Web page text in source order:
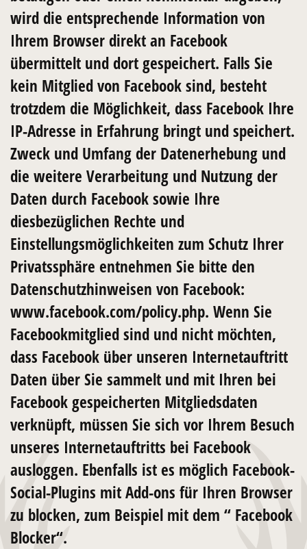
wird die entsprechende Information von
Ihrem Browser direkt an Facebook
übermittelt und dort gespeichert. Falls Sie
kein Mitglied von Facebook sind, besteht
trotzdem die Möglichkeit, dass Facebook Ihre
IP-Adresse in Erfahrung bringt und speichert.
Zweck und Umfang der Datenerhebung und
die weitere Verarbeitung und Nutzung der
Daten durch Facebook sowie Ihre
diesbezüglichen Rechte und
Einstellungsmöglichkeiten zum Schutz Ihrer
Privatssphäre entnehmen Sie bitte den
Datenschutzhinweisen von Facebook:
www.facebook.com/policy.php. Wenn Sie
Facebookmitglied sind und nicht möchten,
dass Facebook über unseren Internetauftritt
Daten über Sie sammelt und mit Ihren bei
Facebook gespeicherten Mitgliedsdaten
verknüpft, müssen Sie sich vor Ihrem Besuch
unseres Internetauftritts bei Facebook
ausloggen. Ebenfalls ist es möglich Facebook-
Social-Plugins mit Add-ons für Ihren Browser
zu blocken, zum Beispiel mit dem “ Facebook
Blocker“.